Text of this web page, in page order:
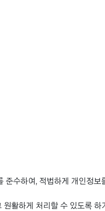
준수하여, 적법하게 개인정
활하게 처리할 수 있도록